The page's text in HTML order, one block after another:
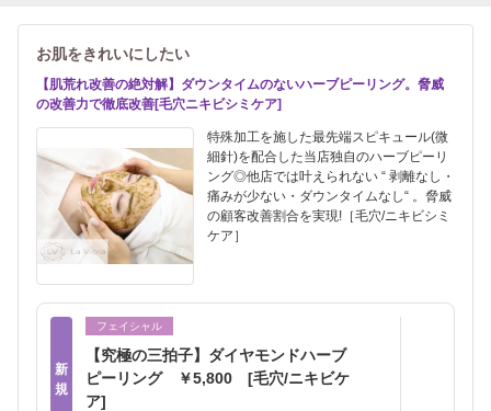
お肌をきれいにしたい
【肌荒れ改善の絶対解】ダウンタイムのないハーブピーリング。脅威
の改善力で徹底改善[毛穴ニキビシミケア]
特殊加工を施した最先端スピキュール(微
細針)を配合した当店独自のハーブピーリ
ング◎他店では叶えられない “ 剥離なし・
痛みが少ない・ダウンタイムなし“ 。脅威
の顧客改善割合を実現!［毛穴/ニキビシミ
ケア］
新
規
フェイシャル
【究極の三拍子】ダイヤモンドハーブ
ピーリング ￥5,800 [毛穴/ニキビケ
ア]